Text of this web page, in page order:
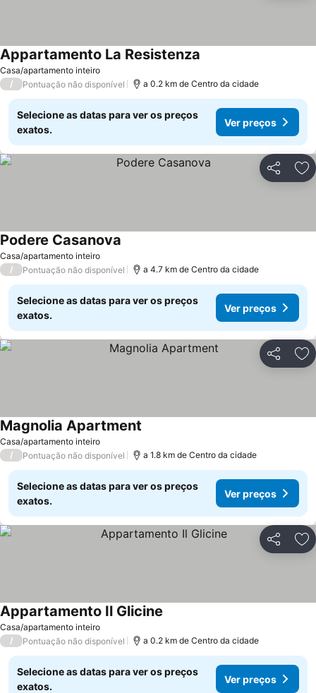
Casa/apartamento inteiro
Appartamento La Resistenza
/ Pontuação não disponível a 0.2 km de Centro da cidade
Selecione as datas para ver os preços
exatos.
Ver preços
Partilhar
Casa/apartamento inteiro
Podere Casanova
/ Pontuação não disponível a 4.7 km de Centro da cidade
Selecione as datas para ver os preços
exatos.
Ver preços
Partilhar
Casa/apartamento inteiro
Magnolia Apartment
/ Pontuação não disponível a 1.8 km de Centro da cidade
Selecione as datas para ver os preços
exatos.
Ver preços
Partilhar
Casa/apartamento inteiro
Appartamento Il Glicine
/ Pontuação não disponível a 0.2 km de Centro da cidade
Selecione as datas para ver os preços
exatos.
Ver preços